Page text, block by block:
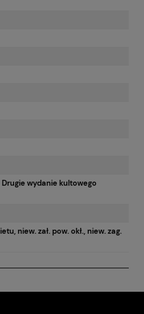
wydanie kultowego
niew. zał. pow. okł., niew. zag.